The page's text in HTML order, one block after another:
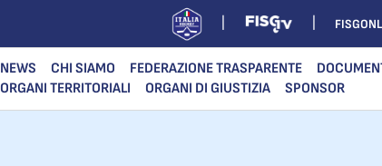
NEWS CHI SIAMO FEDERAZIONE TRASPARENTE
ORGANI TERRITORIALI
ORGANI DI GIUSTIZIA SPONSOR